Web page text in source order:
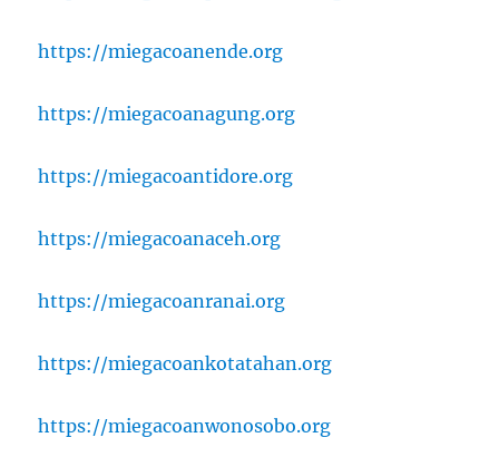
https://miegacoanende.org
https://miegacoanagung.org
https://miegacoantidore.org
https://miegacoanaceh.org
https://miegacoanranai.org
https://miegacoankotatahan.org
https://miegacoanwonosobo.org